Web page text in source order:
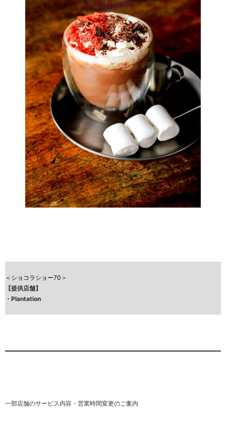
＜ショコラショー70＞
【提供店舗】
・ Plantation
一部店舗のサービス内容・営業時間変更のご案内